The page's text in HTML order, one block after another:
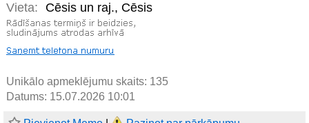
Vieta: Cēsis un raj., Cēsis
Unikālo apmeklējumu skaits: 135
Datums: 15.07.2026 10:01